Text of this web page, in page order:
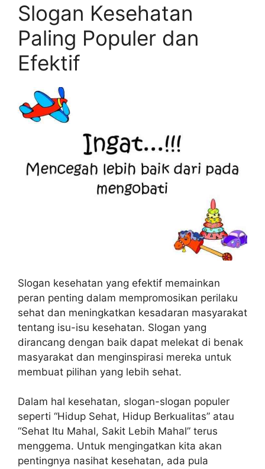
Slogan Kesehatan
Paling Populer dan
Efektif
Slogan kesehatan yang efektif memainkan
peran penting dalam mempromosikan perilaku
sehat dan meningkatkan kesadaran masyarakat
tentang isu-isu kesehatan. Slogan yang
dirancang dengan baik dapat melekat di benak
masyarakat dan menginspirasi mereka untuk
membuat pilihan yang lebih sehat.
Dalam hal kesehatan, slogan-slogan populer
seperti “Hidup Sehat, Hidup Berkualitas” atau
“Sehat Itu Mahal, Sakit Lebih Mahal” terus
menggema. Untuk mengingatkan kita akan
pentingnya nasihat kesehatan, ada pula